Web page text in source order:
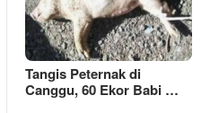
Tangis Peternak di
Canggu, 60 Ekor Babi …